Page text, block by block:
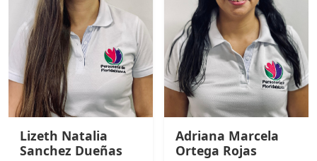
Lizeth Natalia
Sanchez Dueñas
Adriana Marcela
Ortega Rojas